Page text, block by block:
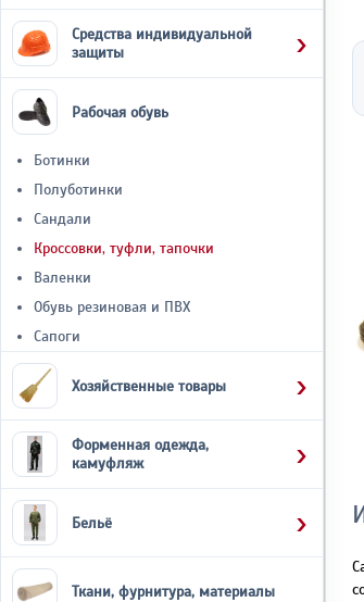
Средства индивидуальной
защиты
Рабочая обувь
Ботинки
Полуботинки
Сандали
Кроссовки, туфли, тапочки
Валенки
Обувь резиновая и ПВХ
Сапоги
Хозяйственные товары
Форменная одежда,
камуфляж
Бельё
Ткани, фурнитура, материалы